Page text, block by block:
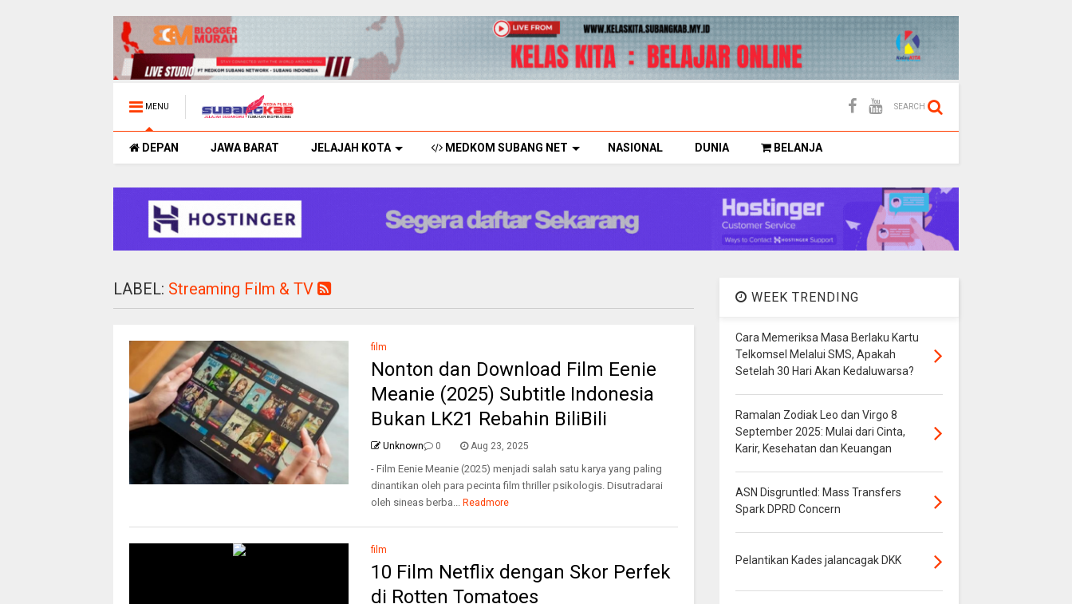
MENU SEARCH
DEPAN JAWA BARAT JELAJAH KOTA MEDKOM SUBANG NET NASIONAL DUNIA BELANJA
LABEL: Streaming Film & TV
film
Nonton dan Download Film Eenie
Meanie (2025) Subtitle Indonesia
Bukan LK21 Rebahin BiliBili
Unknown 0 Aug 23, 2025
- Film Eenie Meanie (2025) menjadi salah satu karya yang paling
dinantikan oleh para pecinta film thriller psikologis. Disutradarai
oleh sineas berba... Readmore
film
10 Film Netflix dengan Skor Perfek
di Rotten Tomatoes
WEEK TRENDING
Cara Memeriksa Masa Berlaku Kartu
Telkomsel Melalui SMS, Apakah
Setelah 30 Hari Akan Kedaluwarsa?
Ramalan Zodiak Leo dan Virgo 8
September 2025: Mulai dari Cinta,
Karir, Kesehatan dan Keuangan
ASN Disgruntled: Mass Transfers
Spark DPRD Concern
Pelantikan Kades jalancagak DKK